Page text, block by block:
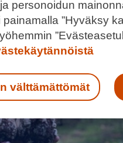
personoidun
”Hyväksy
välttämättömät